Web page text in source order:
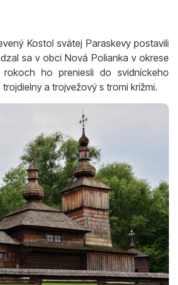
Kostol svätej Paraskevy postavili
sa v obci Nová Polianka v okrese
ho preniesli do svidníckeho
a trojvežový s tromi krížmi.